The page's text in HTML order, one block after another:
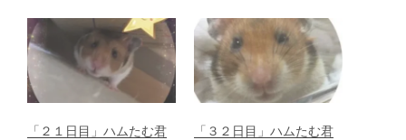
「２１日目」ハムたむ君
「３２日目」ハムたむ君